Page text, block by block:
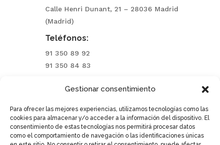
Gestionar consentimiento
Para ofrecer las mejores experiencias, utilizamos tecnologías como las
cookies para almacenar y/o acceder a la información del dispositivo. El
consentimiento de estas tecnologías nos permitirá procesar datos
como el comportamiento de navegación o las identificaciones únicas
Calle Henri Dunant, 21 – 28036 Madrid
(Madrid)
Teléfonos:
91 350 89 92
91 350 84 83
CLÍNICA ARAVACA
Calle Aguarón, 23 – 28023 Aravaca (Madrid)
Teléfonos:
91 740 00 77